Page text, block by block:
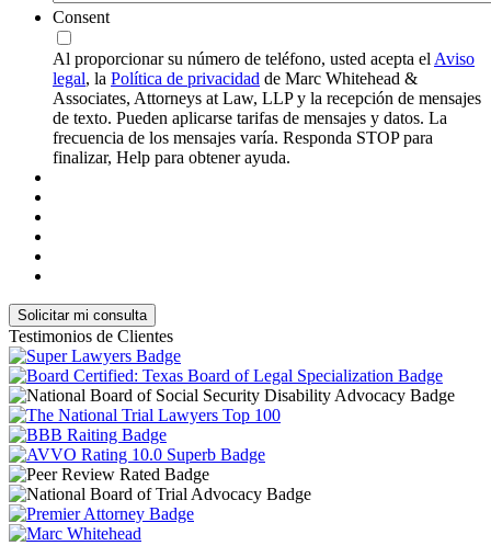
Consent
Al proporcionar su número de teléfono, usted acepta el Aviso
legal, la Política de privacidad de Marc Whitehead &
Associates, Attorneys at Law, LLP y la recepción de mensajes
de texto. Pueden aplicarse tarifas de mensajes y datos. La
frecuencia de los mensajes varía. Responda STOP para
finalizar, Help para obtener ayuda.
Testimonios de Clientes